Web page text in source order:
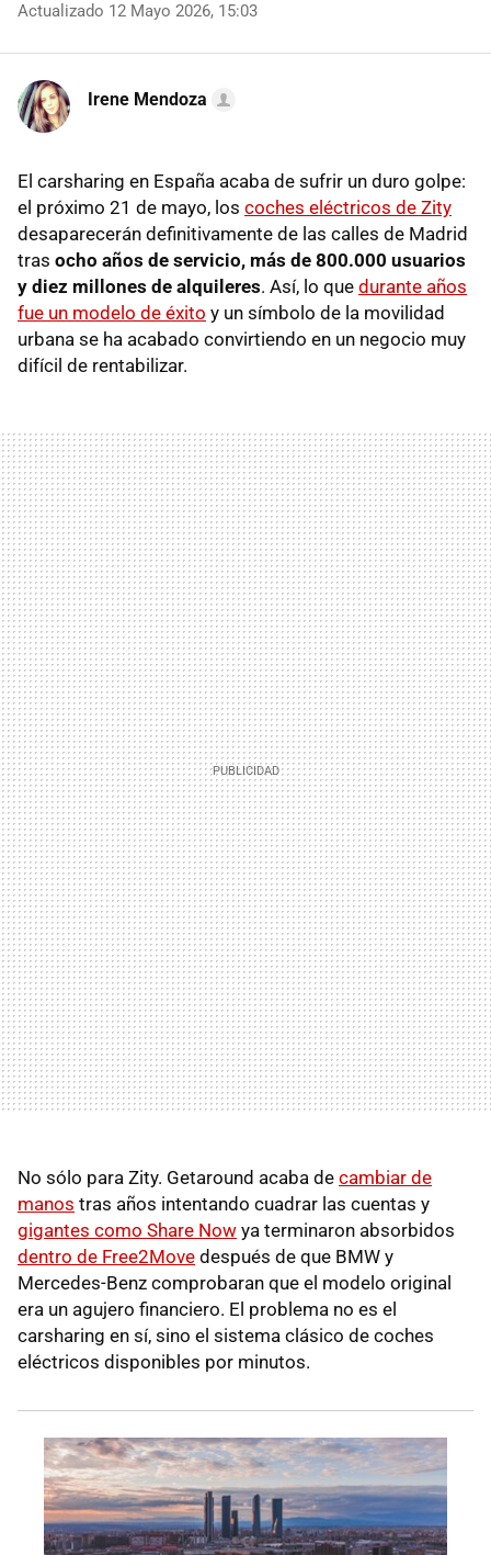
Actualizado 12 Mayo 2026, 15:03
Irene Mendoza
El carsharing en España acaba de sufrir un duro golpe:
el próximo 21 de mayo, los coches eléctricos de Zity
desaparecerán definitivamente de las calles de Madrid
tras ocho años de servicio, más de 800.000 usuarios
y diez millones de alquileres. Así, lo que durante años
fue un modelo de éxito y un símbolo de la movilidad
urbana se ha acabado convirtiendo en un negocio muy
difícil de rentabilizar.
No sólo para Zity. Getaround acaba de cambiar de
manos tras años intentando cuadrar las cuentas y
gigantes como Share Now ya terminaron absorbidos
dentro de Free2Move después de que BMW y
Mercedes-Benz comprobaran que el modelo original
era un agujero financiero. El problema no es el
carsharing en sí, sino el sistema clásico de coches
eléctricos disponibles por minutos.